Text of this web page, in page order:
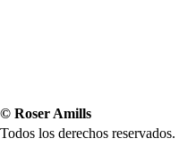
© Roser Amills
Todos los derechos reservados.